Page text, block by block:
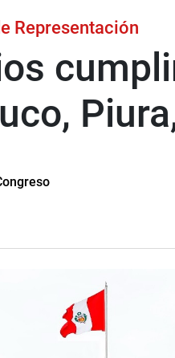
Representación